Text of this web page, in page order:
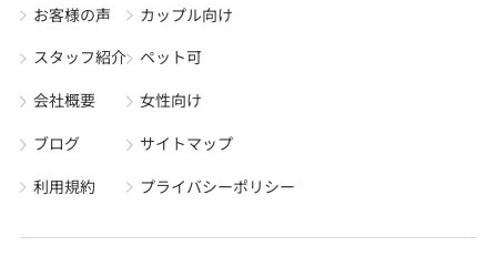
お客様の声
スタッフ紹介
会社概要
ブログ
利用規約
カップル向け
ペット可
女性向け
サイトマップ
プライバシーポリシー